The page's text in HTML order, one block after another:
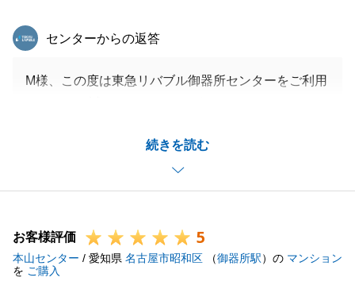
続きを読む
東急リバブル
センターからの返答
M様、この度は東急リバブル御器所センターをご利用
協力頂き、スムーズにお取引をすることができまし
今後も何かお困りごとがございましたら、いつでもお
引き続きどうぞよろしくお願いいたします。
お客様評価 5
本山センター / 愛知県 名古屋市昭和区 （御器所駅）の マンション
を ご購入